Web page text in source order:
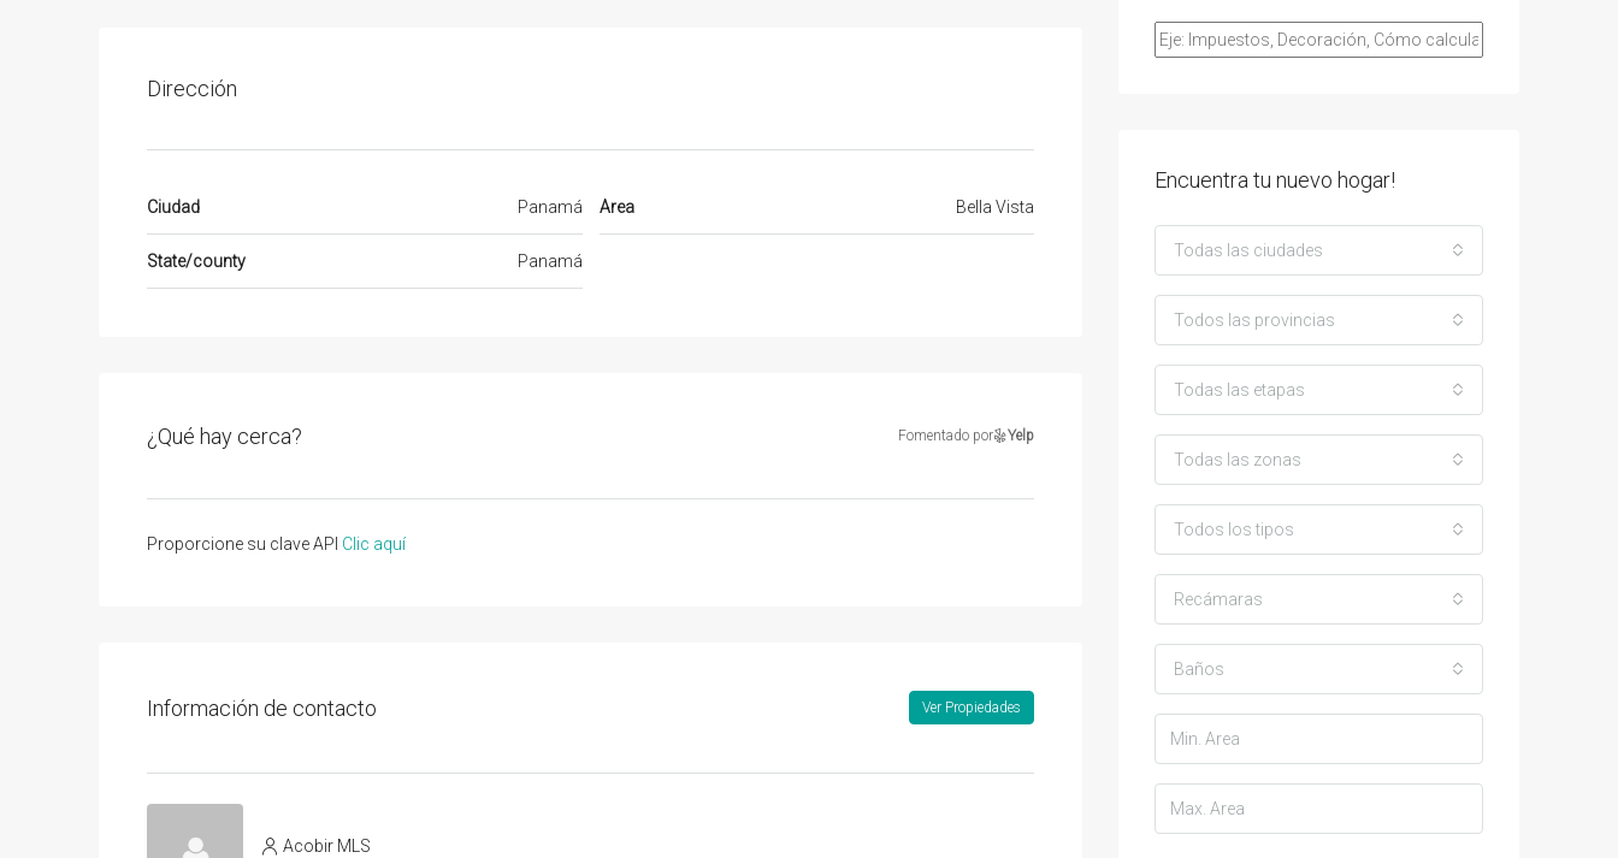
Dirección
Ciudad Panamá
State/county Panamá
Area Bella Vista
¿Qué hay cerca? Fomentado por Yelp
Proporcione su clave API Clic aquí
Información de contacto Ver Propiedades
Acobir MLS
Encuentra tu nuevo hogar!
Todas las ciudades
Todos las provincias
Todas las etapas
Todas las zonas
Todos los tipos
Recámaras
Baños